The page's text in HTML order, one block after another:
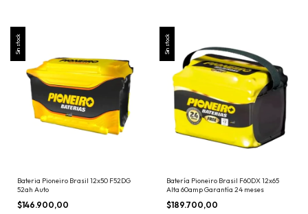
Sin stock
Bateria Pioneiro Brasil 12x50 F52DG
52ah Auto
$146.900,00
Sin stock
Batería Pioneiro Brasil F60DX 12x65
Alta 60amp Garantía 24 meses
$189.700,00